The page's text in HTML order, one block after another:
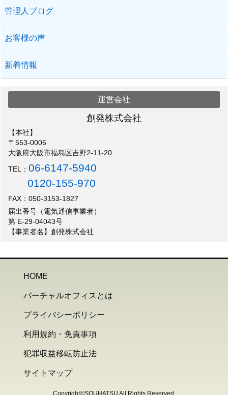
管理人ブログ
お客様の声
新着情報
運営会社
創発株式会社
【本社】
〒553-0006
大阪府大阪市福島区吉野2-11-20
TEL：06-6147-5940
0120-155-970
FAX：050-3153-1827
届出番号（電気通信事業者）
第 E-29-04043号
【事業者名】創発株式会社
HOME
バーチャルオフィスとは
プライバシーポリシー
利用規約・免責事項
犯罪収益移転防止法
サイトマップ
Copyright©SOUHATSU All Rights Reserved.